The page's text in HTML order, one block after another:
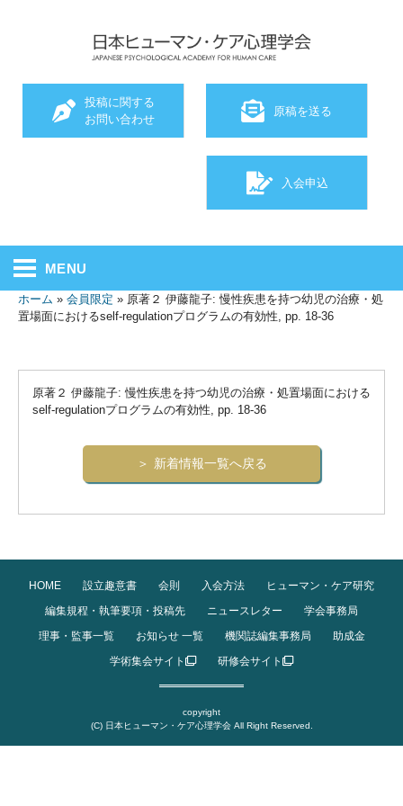
原稿を送る
投稿に関する
お問い合わせ
入会申込
MENU
ホーム » 会員限定 » 原著２ 伊藤龍子: 慢性疾患を持つ幼児の治療・処
置場面におけるself-regulationプログラムの有効性, pp. 18-36
原著２ 伊藤龍子: 慢性疾患を持つ幼児の治療・処置場面における
self-regulationプログラムの有効性, pp. 18-36
新着情報一覧へ戻る
HOME 設立趣意書 会則 入会方法
ヒューマン・ケア研究
編集規程・執筆要項・投稿先
ニュースレター
学会事務局
理事・監事一覧
お知らせ 一覧 機関誌編集事務局
助成金
学術集会サイト
研修会サイト
copyright
(C) 日本ヒューマン・ケア心理学会 All Right Reserved.